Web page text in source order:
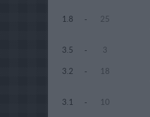
1.8 - 25
3.5 - 3
3.2 - 18
3.1 - 10